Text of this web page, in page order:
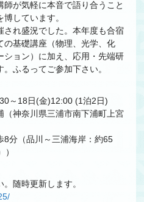
師が気軽に本音で語り合うこと
しています。
され盛況でした。本年度も合宿
の基礎講座（物理、光学、化
ション）に加え、応用・先端研
ふるってご参加下さい。
～18日(金)12:00 (1泊2日)
（神奈川県三浦市南下浦町上宮
8分（品川～三浦海岸：約65
随時更新します。